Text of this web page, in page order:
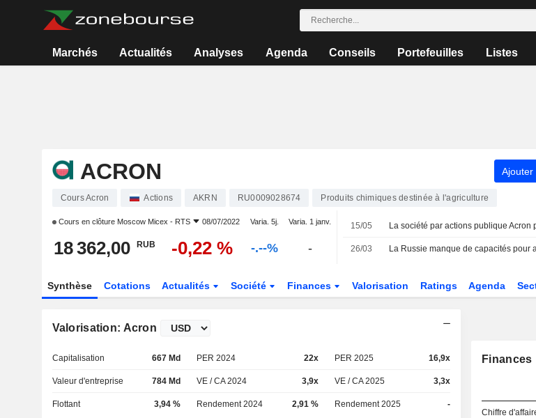
Marchés Actualités Analyses Agenda Conseils Portefeuilles Listes
ACRON Ajouter
Cours Acron Actions AKRN RU0009028674 Produits chimiques destinée à l'agriculture
Cours en clôture Moscow Micex - RTS 08/07/2022 Varia. 5j. Varia. 1 janv.
18 362,00 RUB -0,22 % -.--% -
15/05
26/03
Synthèse Cotations Actualités Société Finances Valorisation Ratings Agenda
Valorisation: Acron
Capitalisation 667 Md PER 2024 22x PER 2025 16,9x
Valeur d'entreprise 784 Md VE / CA 2024 3,9x VE / CA 2025 3,3x
Flottant 3,94 % Rendement 2024 2,91 % Rendement 2025 -
Finances
Chiffre